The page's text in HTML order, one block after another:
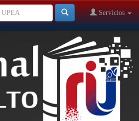
Servicios